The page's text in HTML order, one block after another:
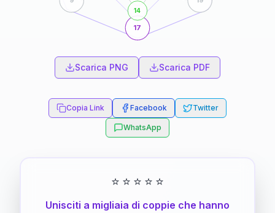
17
14
Scarica PNG Scarica PDF
Copia Link Facebook Twitter
WhatsApp
⭐ ⭐ ⭐ ⭐ ⭐
Unisciti a migliaia di coppie che hanno